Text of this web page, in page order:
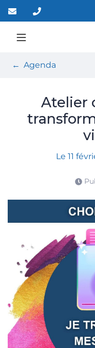
Aller
au
contenu
Agenda
Atelier
Le 11